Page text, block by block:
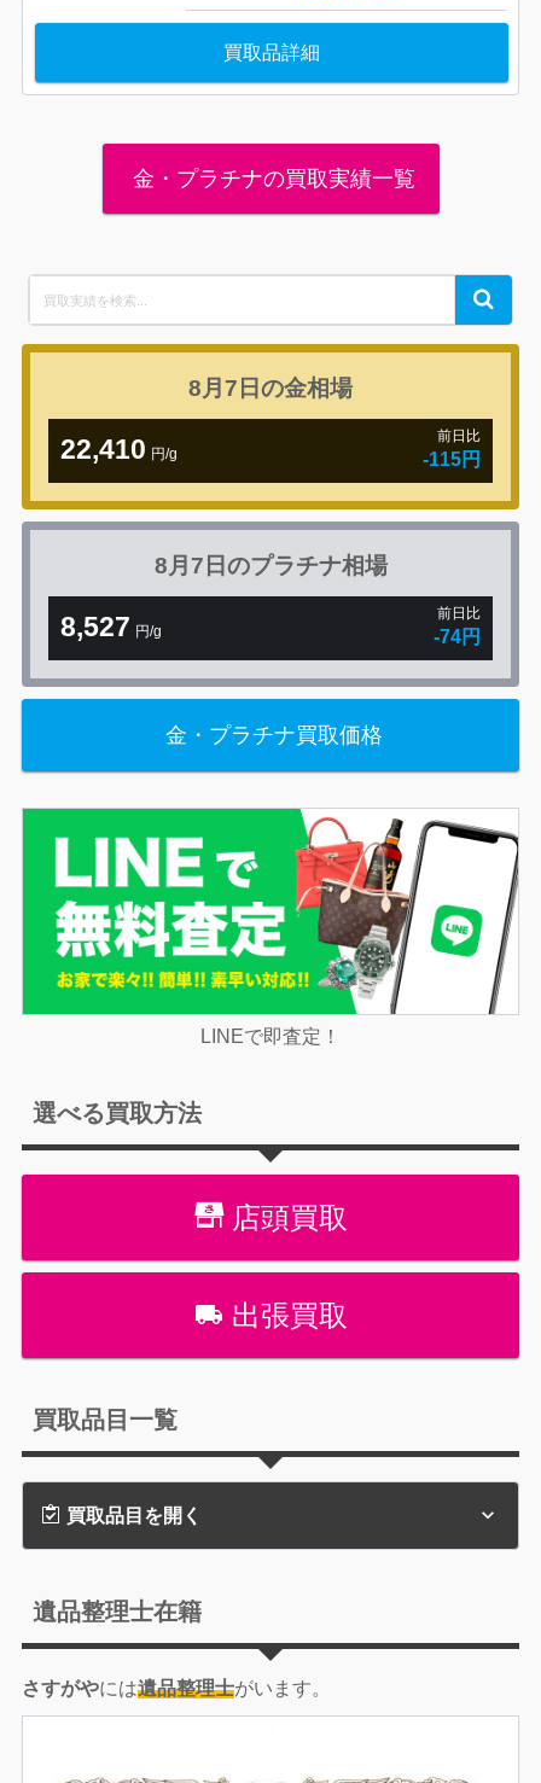
買取品詳細
金・プラチナの買取実績一覧
for:
Search
8月7日の金相場
22,410 円/g
前日比
-115円
8月7日のプラチナ相場
8,527 円/g
前日比
-74円
金・プラチナ買取価格
LINEで即査定！
選べる買取方法
店頭買取
出張買取
買取品目一覧
買取品目を開く
遺品整理士在籍
さすがやには遺品整理士がいます。